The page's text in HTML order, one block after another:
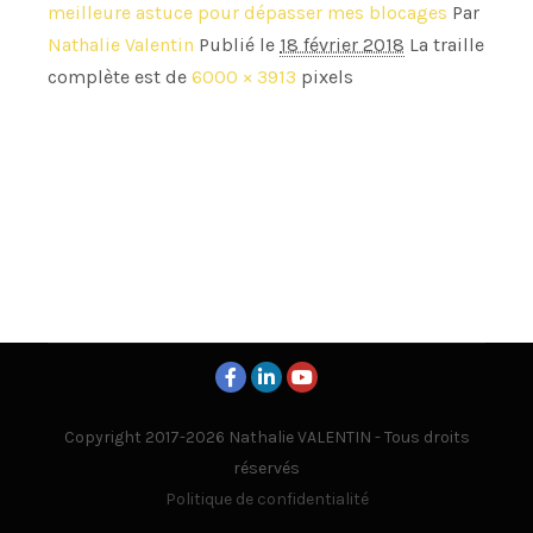
meilleure astuce pour dépasser mes blocages Par
Nathalie Valentin Publié le 18 février 2018 La traille
complète est de 6000 × 3913 pixels
Copyright 2017-2026 Nathalie VALENTIN - Tous droits
réservés
Politique de confidentialité